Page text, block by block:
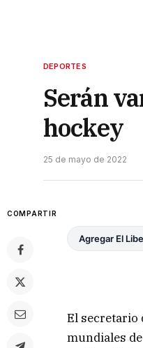
DEPORTES
Serán
hockey
25 de mayo de 2022
COMPARTIR
Agregar El
El secretario
mundiales